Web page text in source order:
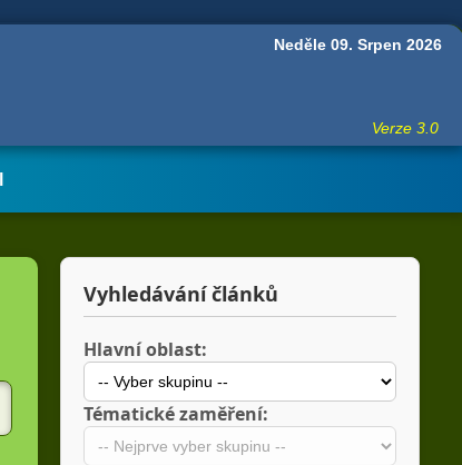
Neděle 09. Srpen 2026
Verze 3.0
Vyhledávání článků
Hlavní oblast:
Tématické zaměření: